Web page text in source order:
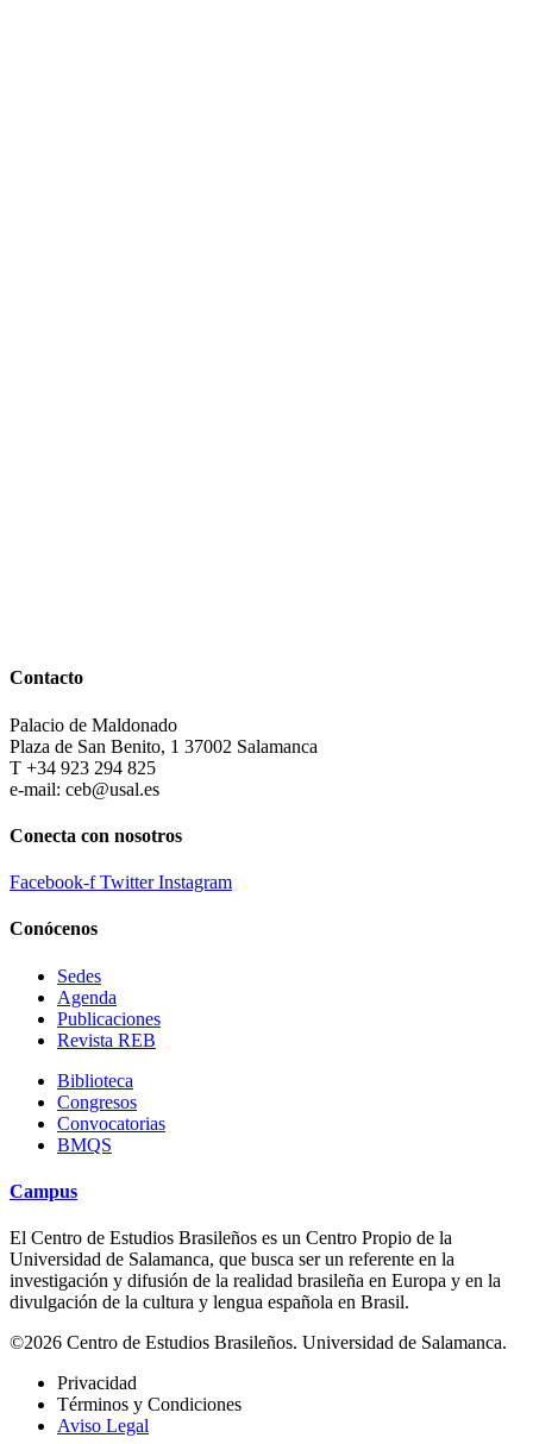
Contacto
Palacio de Maldonado
Plaza de San Benito, 1 37002 Salamanca
T +34 923 294 825
e-mail: ceb@usal.es
Conecta con nosotros
Facebook-f Twitter Instagram
Conócenos
Sedes
Agenda
Publicaciones
Revista REB
Biblioteca
Congresos
Convocatorias
BMQS
Campus
El Centro de Estudios Brasileños es un Centro Propio de la
Universidad de Salamanca, que busca ser un referente en la
investigación y difusión de la realidad brasileña en Europa y en la
divulgación de la cultura y lengua española en Brasil.
©2026 Centro de Estudios Brasileños. Universidad de Salamanca.
Privacidad
Términos y Condiciones
Aviso Legal